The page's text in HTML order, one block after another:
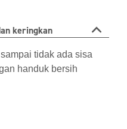
keringkan
tidak ada sisa
handuk bersih